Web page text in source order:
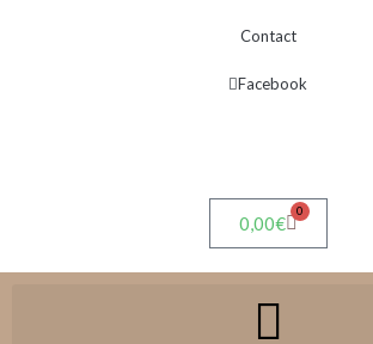
Contact
Facebook
0,00€
0